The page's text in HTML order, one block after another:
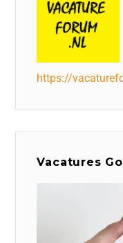
https://
Vacatures